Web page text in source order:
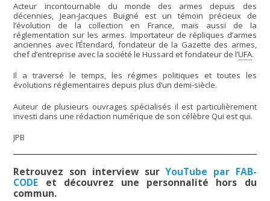
Acteur incontournable du monde des armes depuis des
décennies, Jean-Jacques Buigné est un témoin précieux de
l’évolution de la collection en France, mais aussi de la
réglementation sur les armes. Importateur de répliques d’armes
anciennes avec l’Étendard, fondateur de la Gazette des armes,
chef d’entreprise avec la société le Hussard et fondateur de l’UFA.
Il a traversé le temps, les régimes politiques et toutes les
évolutions réglementaires depuis plus d’un demi-siècle.
Auteur de plusieurs ouvrages spécialisés il est particulièrement
investi dans une rédaction numérique de son célèbre Qui est qui.
JPB
Retrouvez son interview surYouTube par FAB-
CODE et découvrez une personnalité hors du
commun.